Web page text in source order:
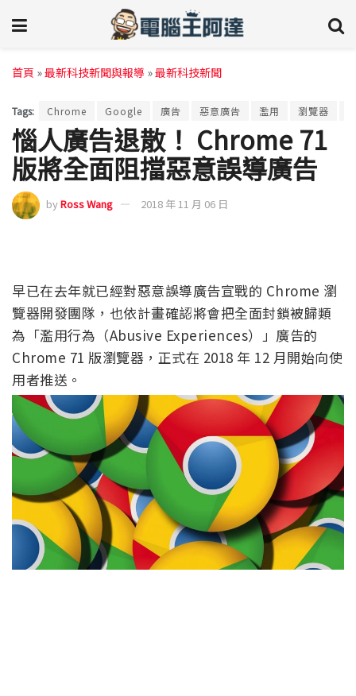
首頁 »最新科技新聞與報導 »最新科技新聞
Tags: Chrome Google 廣告 惡意廣告 濫用 瀏覽器
惱人廣告退散！ Chrome 71
版將全面阻擋惡意誤導廣告
byRoss Wang 2018 年 11 月 06 日
早已在去年就已經對惡意誤導廣告宣戰的 Chrome 瀏
覽器開發團隊，也依計畫確認將會把全面封鎖被歸類
為「濫用行為（Abusive Experiences）」廣告的
Chrome 71 版瀏覽器，正式在 2018 年 12 月開始向使
用者推送。